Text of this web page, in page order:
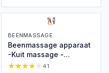
BEENMASSAGE
Beenmassage apparaat
-Kuit massage -
Beenmassage apparaat
4.1